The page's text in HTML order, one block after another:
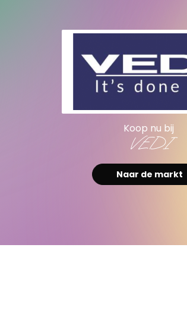
Koop nu bij
VEDI
Naar de markt